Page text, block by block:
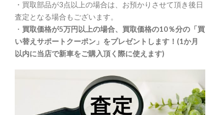
・買取部品が3点以上の場合は、お預かりさせて頂き後日
査定となる場合もございます。
・ 買取価格が5万円以上の場合、買取価格の10％分の「買
い替えサポートクーポン」をプレゼントします！(1か月
以内に当店で新車をご購入頂く際に使えます)